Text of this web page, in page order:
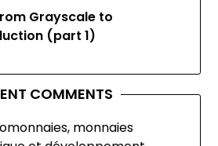
Grayscale to
(part 1)
COMMENTS
monnaies